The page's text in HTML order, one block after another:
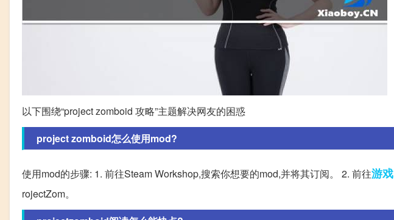
以下围绕“project zomboid 攻略”主题解决网友的困惑
project zomboid怎么使用mod?
使用mod的步骤: 1. 前往Steam Workshop,搜索你想要的mod,并将其订阅。 2. 前往游戏
rojectZom。